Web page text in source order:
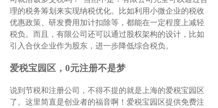
理的税务筹划来实现纳税优化。比如利用小微企业的税收
优惠政策、研发费用加计扣除等，都能在一定程度上减轻
税负。而且，有限公司还可以通过股权架构的设计，比如
引入合伙企业作为股东，进一步降低综合税负。
爱税宝园区，0元注册不是梦
说到节税和注册公司，不得不提的就是上海的爱税宝园区
了。这里简直是创业者的福音啊！爱税宝园区提供免费注